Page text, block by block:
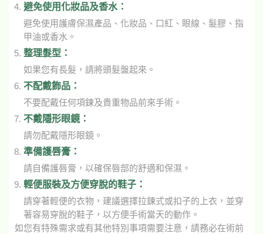
避免使用化妝品及香水：
避免使用護膚保濕產品、化妝品、口紅、眼線、髮膠、指
甲油或香水。
整理髮型：
如果您有長髮，請將頭髮盤起來。
不配戴飾品：
不要配戴任何項鍊及貴重物品前來手術。
不戴隱形眼鏡：
請勿配戴隱形眼鏡。
準備護唇膏：
請自備護唇膏，以確保唇部的舒適和保濕。
輕便服裝及方便穿脫的鞋子：
請穿著輕便的衣物，建議選擇拉鍊式或扣子的上衣，並穿
著容易穿脫的鞋子，以方便手術當天的動作。
如您有特殊需求或有其他特別事項需要注意，請務必在術前